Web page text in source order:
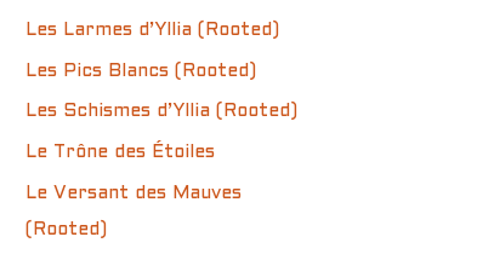
Les Larmes d’Yllia (Rooted)
Les Pics Blancs (Rooted)
Les Schismes d’Yllia (Rooted)
Le Trône des Étoiles
Le Versant des Mauves
(Rooted)